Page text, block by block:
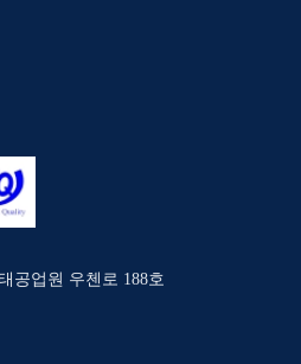
공업원 우첸로 188호